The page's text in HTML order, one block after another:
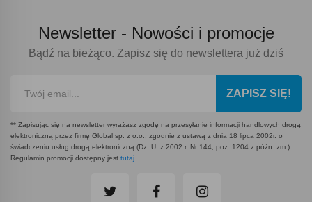
Newsletter - Nowości i promocje
Bądź na bieżąco. Zapisz się do newslettera już dziś
ZAPISZ SIĘ!
** Zapisując się na newsletter wyrażasz zgodę na przesyłanie informacji handlowych drogą
elektroniczną przez firmę Global sp. z o.o., zgodnie z ustawą z dnia 18 lipca 2002r. o
świadczeniu usług drogą elektroniczną (Dz. U. z 2002 r. Nr 144, poz. 1204 z późn. zm.)
Regulamin promocji dostępny jest tutaj